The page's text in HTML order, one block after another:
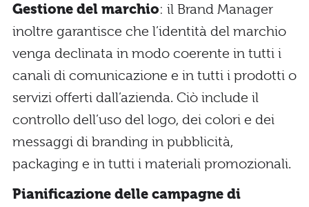
Gestione del marchio: il Brand Manager
inoltre garantisce che l’identità del marchio
venga declinata in modo coerente in tutti i
canali di comunicazione e in tutti i prodotti o
servizi offerti dall’azienda. Ciò include il
controllo dell’uso del logo, dei colori e dei
messaggi di branding in pubblicità,
packaging e in tutti i materiali promozionali.
Pianificazione delle campagne di